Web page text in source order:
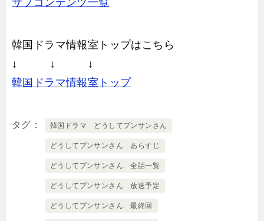
サブコンテンツ一覧
韓国ドラマ情報室トップはこちら
↓ ↓ ↓
韓国ドラマ情報室トップ
タグ 韓国ドラマ どうしてプンサンさん
どうしてプンサンさん あらすじ
どうしてプンサンさん 全話一覧
どうしてプンサンさん 放送予定
どうしてプンサンさん 最終回